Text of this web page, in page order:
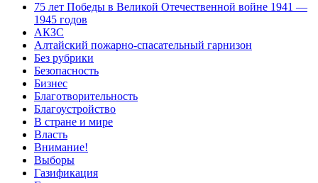
75 лет Победы в Великой Отечественной войне 1941 —
1945 годов
АКЗС
Алтайский пожарно-спасательный гарнизон
Без рубрики
Безопасность
Бизнес
Благотворительность
Благоустройство
В стране и мире
Власть
Внимание!
Выборы
Газификация